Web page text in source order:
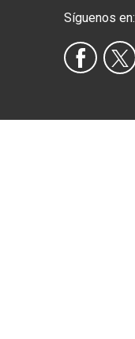
Síguenos en: